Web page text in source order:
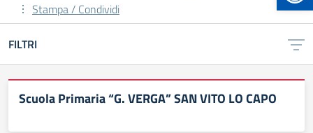
Stampa / Condividi
FILTRI
Scuola Primaria “G. VERGA” SAN VITO LO CAPO